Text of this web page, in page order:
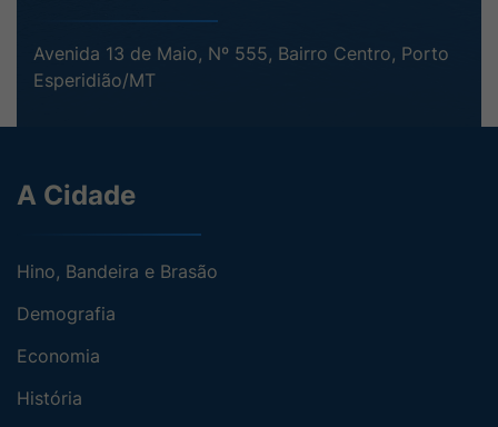
Avenida 13 de Maio, Nº 555, Bairro Centro, Porto
Esperidião/MT
A Cidade
Hino, Bandeira e Brasão
Demografia
Economia
História